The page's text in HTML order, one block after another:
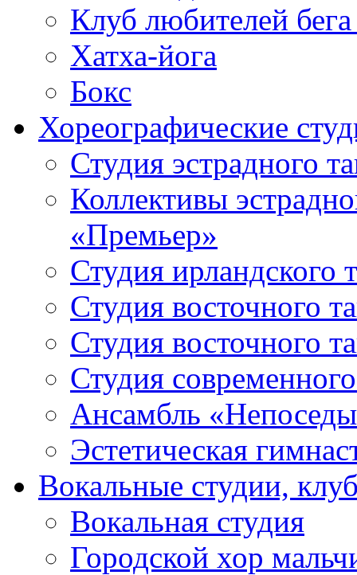
Клуб любителей
Хатха-йога
Бокс
Хореографические
Студия эстрадного
Коллективы
«Премьер»
Студия ирландского
Студия восточного
Студия восточного
Студия
Ансамбль
Эстетическая
Вокальные студии,
Вокальная студия
Городской хор